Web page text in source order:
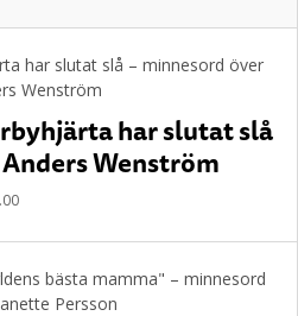
har slutat slå
Wenström